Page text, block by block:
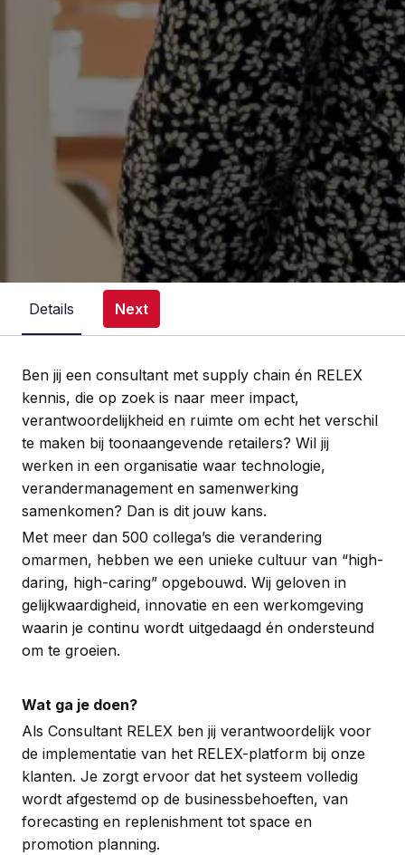
Details Next
Ben jij een consultant met supply chain én RELEX
kennis, die op zoek is naar meer impact,
verantwoordelijkheid en ruimte om echt het verschil
te maken bij toonaangevende retailers? Wil jij
werken in een organisatie waar technologie,
verandermanagement en samenwerking
samenkomen? Dan is dit jouw kans.
Met meer dan 500 collega’s die verandering
omarmen, hebben we een unieke cultuur van “high-
daring, high-caring” opgebouwd. Wij geloven in
gelijkwaardigheid, innovatie en een werkomgeving
waarin je continu wordt uitgedaagd én ondersteund
om te groeien.
Wat ga je doen?
Als Consultant RELEX ben jij verantwoordelijk voor
de implementatie van het RELEX-platform bij onze
klanten. Je zorgt ervoor dat het systeem volledig
wordt afgestemd op de businessbehoeften, van
forecasting en replenishment tot space en
promotion planning.